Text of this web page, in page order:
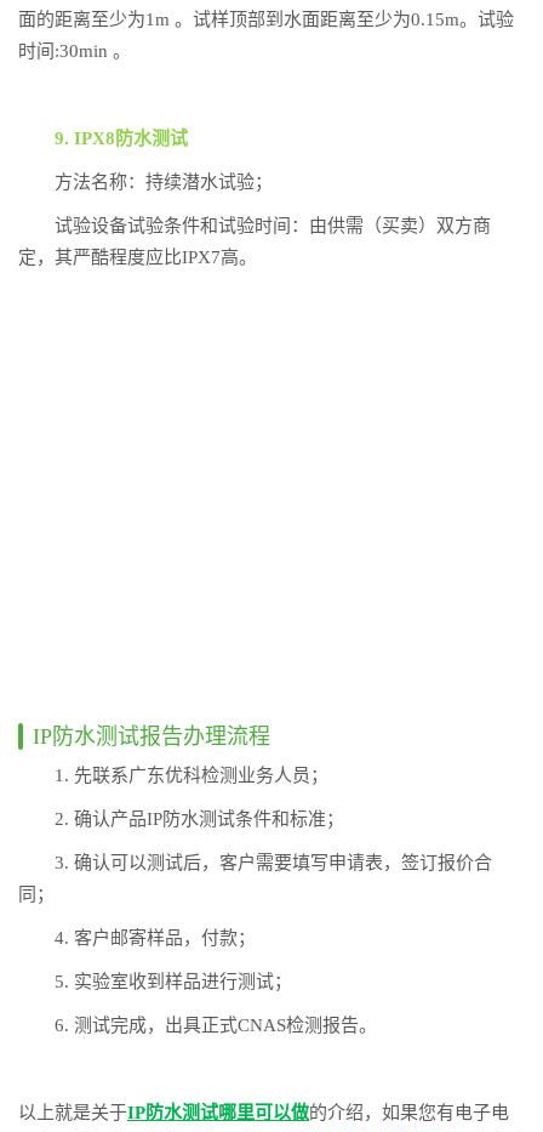
面的距离至少为1m 。试样顶部到水面距离至少为0.15m。试验
时间:30min 。
9. IPX8防水测试
方法名称：持续潜水试验；
试验设备试验条件和试验时间：由供需（买卖）双方商
定，其严酷程度应比IPX7高。
IP防水测试报告办理流程
1. 先联系广东优科检测业务人员；
2. 确认产品IP防水测试条件和标准；
3. 确认可以测试后，客户需要填写申请表，签订报价合
同；
4. 客户邮寄样品，付款；
5. 实验室收到样品进行测试；
6. 测试完成，出具正式CNAS检测报告。
以上就是关于IP防水测试哪里可以做的介绍，如果您有电子电